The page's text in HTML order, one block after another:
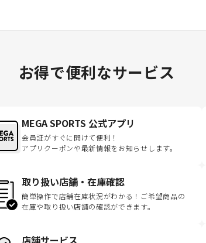
お得で便利なサービス
MEGA SPORTS 公式アプリ
会員証がすぐに開けて便利！
アプリクーポンや最新情報をお知らせします。
取り扱い店舗・在庫確認
簡単操作で店舗在庫状況がわかる！ご希望商品の
在庫や取り扱い店舗の確認ができます。
店舗サービス